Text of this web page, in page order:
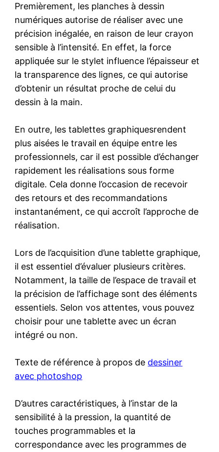
Premièrement, les planches à dessin
numériques autorise de réaliser avec une
précision inégalée, en raison de leur crayon
sensible à l’intensité. En effet, la force
appliquée sur le stylet influence l’épaisseur et
la transparence des lignes, ce qui autorise
d’obtenir un résultat proche de celui du
dessin à la main.
En outre, les tablettes graphiquesrendent
plus aisées le travail en équipe entre les
professionnels, car il est possible d’échanger
rapidement les réalisations sous forme
digitale. Cela donne l’occasion de recevoir
des retours et des recommandations
instantanément, ce qui accroît l’approche de
réalisation.
Lors de l’acquisition d’une tablette graphique,
il est essentiel d’évaluer plusieurs critères.
Notamment, la taille de l’espace de travail et
la précision de l’affichage sont des éléments
essentiels. Selon vos attentes, vous pouvez
choisir pour une tablette avec un écran
intégré ou non.
Texte de référence à propos de dessiner
avec photoshop
D’autres caractéristiques, à l’instar de la
sensibilité à la pression, la quantité de
touches programmables et la
correspondance avec les programmes de